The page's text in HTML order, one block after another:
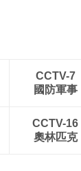
CCTV-7
國防軍事
CCTV-16
奧林匹克